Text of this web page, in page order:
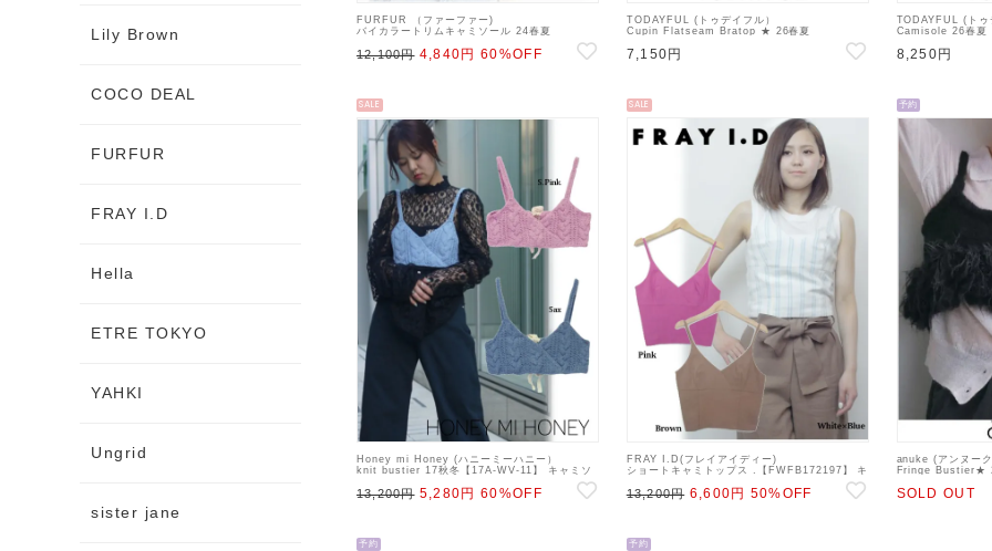
FURFUR （ファーファー)
バイカラートリムキャミソール 24春夏
【RWNT241075】キャミソール・ベアトップ・
ビスチェ
12,100円 4,840円 60%OFF
TODAYFUL (トゥデイフル）
Cupin Flatseam Bratop ★ 26春夏
【12410602】キャミソール・ベアトップ・ビス
チェ ta10
7,150円
TODAYFUL (ト
Camisole 26春夏
8,250円
SALE
Honey mi Honey (ハニーミーハニー）
knit bustier 17秋冬【17A-WV-11】 キャミソ
13,200円 5,280円 60%OFF
SALE
FRAY I.D(フレイアイディー)
ショートキャミトップス .【FWFB172197】 キ
ャミソール・ベアトップ・ビスチェ sale 22gw
13,200円 6,600円 50%OFF
予約
anuke (アンヌーク
Fringe Bustier★
ベアトップ・ビ
26冬受注会
SOLD OUT
予約 予約
Lily Brown
COCO DEAL
FURFUR
FRAY I.D
Hella
ETRE TOKYO
YAHKI
Ungrid
sister jane